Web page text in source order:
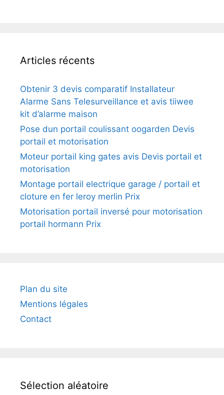
Articles récents
Obtenir 3 devis comparatif Installateur
Alarme Sans Telesurveillance et avis tiiwee
kit d’alarme maison
Pose dun portail coulissant oogarden Devis
portail et motorisation
Moteur portail king gates avis Devis portail et
motorisation
Montage portail electrique garage / portail et
cloture en fer leroy merlin Prix
Motorisation portail inversé pour motorisation
portail hormann Prix
Plan du site
Mentions légales
Contact
Sélection aléatoire